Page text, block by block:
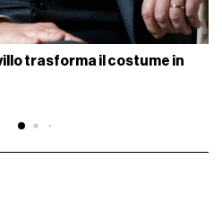
trasforma il costume in